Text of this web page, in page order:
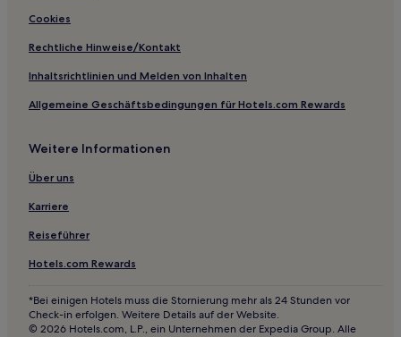
Hotels nahe Monument des Massakers auf Kefalonia
Gasthäuser in Paliki
Ferienwohnungen in Paliki
Villen in Strand von Koutala
Aparthotels in Strand von Koutala
Ferienwohnungen in Strand Spasmata
Ferienwohnungen in Strand von Mania
Villen in Strand von Mania
Aparthotels in Svoronata
Villen in Svoronata
Ferienwohnungen in Strand Eglina
Cookies
Rechtliche Hinweise/Kontakt
Inhaltsrichtlinien und Melden von Inhalten
Allgemeine Geschäftsbedingungen für Hotels.com Rewards
Weitere Informationen
Über uns
Karriere
Reiseführer
Hotels.com Rewards
*Bei einigen Hotels muss die Stornierung mehr als 24 Stunden vor
Check-in erfolgen. Weitere Details auf der Website.
© 2026 Hotels.com, L.P., ein Unternehmen der Expedia Group. Alle